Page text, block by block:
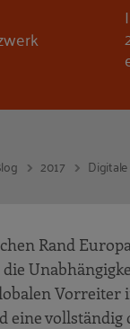
2017
Rand
Vorreiter
eine